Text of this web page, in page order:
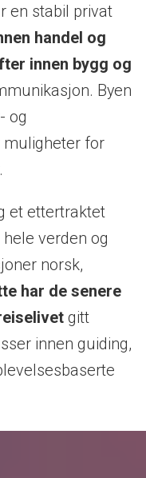
en stabil privat
handel og
innen bygg og
Byen
og
muligheter for
et ettertraktet
verden og
norsk,
har de senere
gitt
innen guiding,